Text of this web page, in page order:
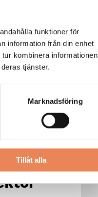
funktioner för
information från din enhet
kombinera informationen
tjänster.
Marknadsföring
Tillåt alla